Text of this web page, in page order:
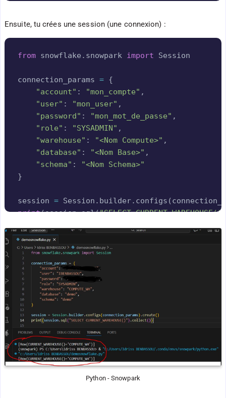
Ensuite, tu crées une session (une connexion) :
from snowflake . snowpark import Session
connection_params = {
"account" : "mon_compte" ,
"user" : "mon_user" ,
"password" : "mon_mot_de_passe" ,
"role" : "SYSADMIN" ,
"warehouse" : "<Nom Compute>" ,
"database" : "<Nom Base>" ,
"schema" :
"<Nom Schema>"
}
session = Session . builder. configs (
print(session.sql("SELECT
Python - Snowpark